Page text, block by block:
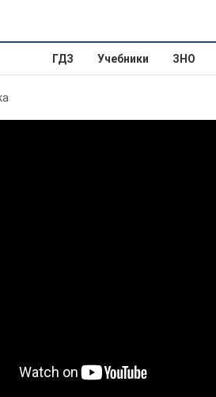
ГДЗ Учебники ЗНО